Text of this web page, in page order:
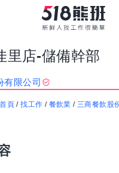
里店-儲備幹部
有限公司
頁 /找工作 / 餐飲業 /三商餐飲股